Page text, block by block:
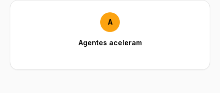
A
Agentes aceleram